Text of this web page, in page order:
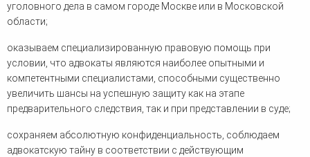
уголовного дела в самом городе Москве или в Московской
области;
оказываем специализированную правовую помощь при
условии, что адвокаты являются наиболее опытными и
компетентными специалистами, способными существенно
увеличить шансы на успешную защиту как на этапе
предварительного следствия, так и при представлении в суде;
сохраняем абсолютную конфиденциальность, соблюдаем
адвокатскую тайну в соответствии с действующим